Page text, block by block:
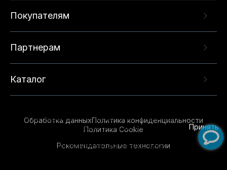
Покупателям
Партнерам
Каталог
Обработка данныхПолитика конфиденциальности
Политика Cookie
Рекомендательные технологии
опыта на нашем сайте. Продолжая использовать
данный сайт, вы соглашаетесь с использованием
технологий. Для получения дополнительной
Принять